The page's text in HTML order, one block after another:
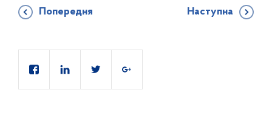
Попередня Наступна